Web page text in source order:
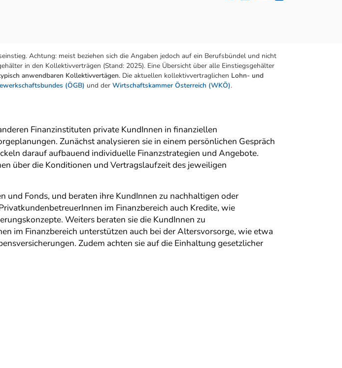
Achtung: meist beziehen sich die Angaben jedoch auf ein Berufsbündel und nicht
in den Kollektivverträgen (Stand: 2025). Eine Übersicht über alle Einstiegsgehälter
anwendbaren Kollektivvertägen. Die aktuellen kollektivvertraglichen Lohn- und
(ÖGB) und der Wirtschaftskammer Österreich (WKÖ).
Finanzinstituten private KundInnen in finanziellen
Zunächst analysieren sie in einem persönlichen Gespräch
darauf aufbauend individuelle Finanzstrategien und Angebote.
über die Konditionen und Vertragslaufzeit des jeweiligen
Fonds, und beraten ihre KundInnen zu nachhaltigen oder
im Finanzbereich auch Kredite, wie
Weiters beraten sie die KundInnen zu
im Finanzbereich unterstützen auch bei der Altersvorsorge, wie etwa
Zudem achten sie auf die Einhaltung gesetzlicher